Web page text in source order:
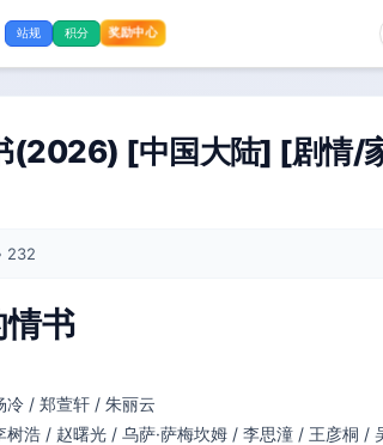
站规 积分 奖励中心
(2026) [中国大陆] [剧情/
232
书
冷 / 郑萱轩 / 朱丽云
树浩 / 赵曙光 / 乌萨·萨梅坎姆 / 李思潼 / 王彦桐 /